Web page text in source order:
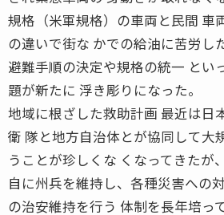
規格（米軍規格）の車両と民間 車
の違いで街な かでの給油に苦労し
避難手順の決定や規格の統一 とい
題が新たに 浮き彫りになった。
地域に根ざした救助計画 最近は日
衛 隊と地方自治体とが協同して大
うことが珍しくな くなってきたが
自に州兵を維持し、各種災害への
の治安維持を行う 体制を長年培っ